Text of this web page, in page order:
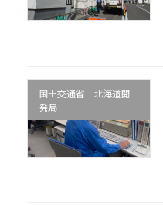
国土交通省 北海道開
発局